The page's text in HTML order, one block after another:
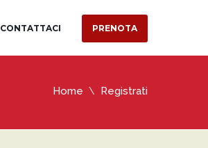
CONTATTACI PRENOTA
Home Registrati